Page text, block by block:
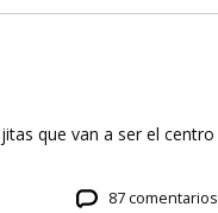
que van a ser el centro
87 comentarios